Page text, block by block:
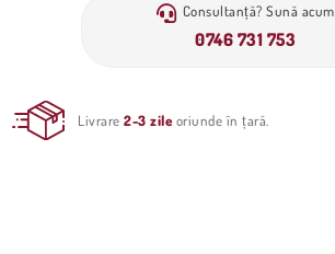
Consultanță? Sună acum
0746 731 753
Livrare2-3 zile oriunde în țară.